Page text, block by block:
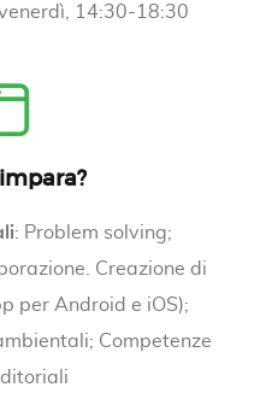
14:30-18:30
: Problem solving;
Creazione di
per Android e iOS);
Competenze